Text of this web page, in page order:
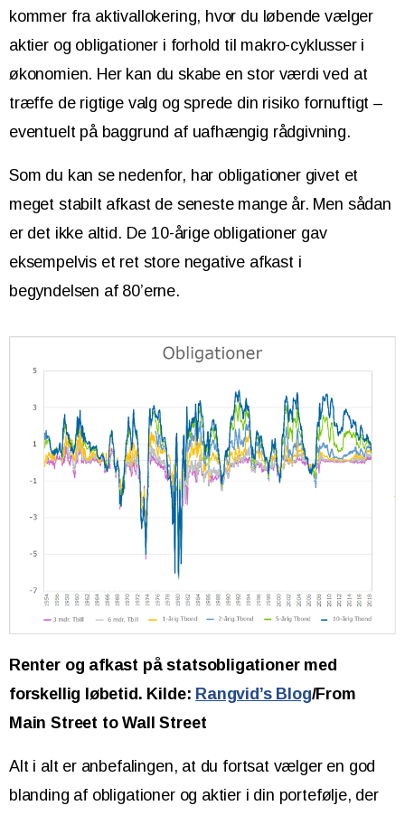
kommer fra aktivallokering, hvor du løbende vælger
aktier og obligationer i forhold til makro-cyklusser i
økonomien. Her kan du skabe en stor værdi ved at
træffe de rigtige valg og sprede din risiko fornuftigt –
eventuelt på baggrund af uafhængig rådgivning.
Som du kan se nedenfor, har obligationer givet et
meget stabilt afkast de seneste mange år. Men sådan
er det ikke altid. De 10-årige obligationer gav
eksempelvis et ret store negative afkast i
begyndelsen af 80’erne.
Renter og afkast på statsobligationer med
forskellig løbetid. Kilde: Rangvid’s Blog/From
Main Street to Wall Street
Alt i alt er anbefalingen, at du fortsat vælger en god
blanding af obligationer og aktier i din portefølje, der